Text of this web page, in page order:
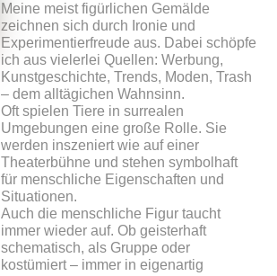
Meine meist figürlichen Gemälde
zeichnen sich durch Ironie und
Experimentierfreude aus. Dabei schöpfe
ich aus vielerlei Quellen: Werbung,
Kunstgeschichte, Trends, Moden, Trash
– dem alltägichen Wahnsinn.
Oft spielen Tiere in surrealen
Umgebungen eine große Rolle. Sie
werden inszeniert wie auf einer
Theaterbühne und stehen symbolhaft
für menschliche Eigenschaften und
Situationen.
Auch die menschliche Figur taucht
immer wieder auf. Ob geisterhaft
schematisch, als Gruppe oder
kostümiert – immer in eigenartig